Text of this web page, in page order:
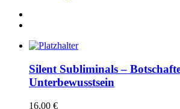
Silent Subliminals –
Unterbewusstsein
16,00 €